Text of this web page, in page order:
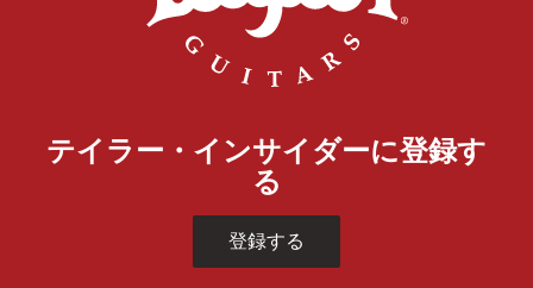
テイラー・インサイダーに登録す
る
登録する